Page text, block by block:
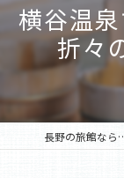
横谷温
折々
長野の旅館